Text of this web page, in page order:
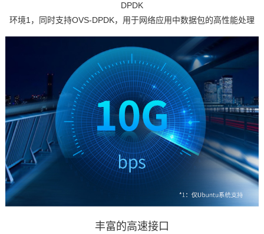
DPDK
环境1，同时支持OVS-DPDK，用于网络应用中数据包的高性能处理
丰富的高速接口